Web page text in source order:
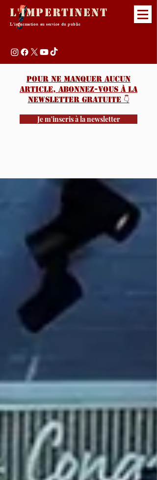
L'Impertinent
L'information au service du public
Pour ne manquer aucun
article, abonnez-vous à la
newsletter gratuite 👇️
Je m'inscris à la newsletter